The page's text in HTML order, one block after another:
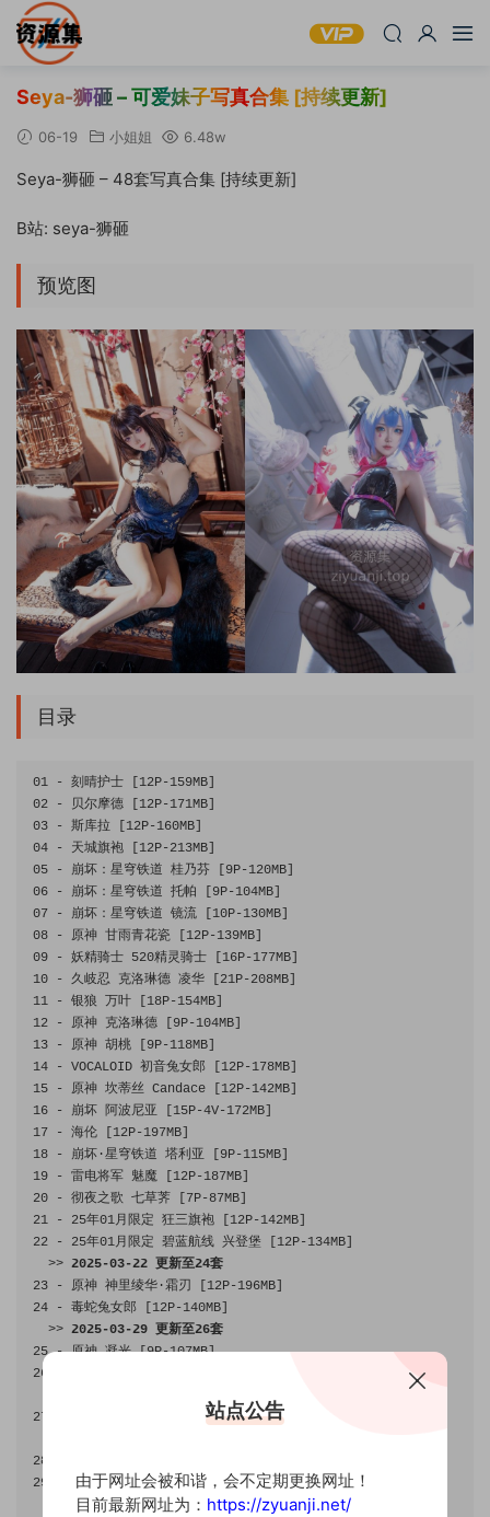
Seya-狮砸 – 可爱妹子写真合集 [持续更新]
06-19 小姐姐 6.48w
Seya-狮砸 – 48套写真合集 [持续更新]
B站: seya-狮砸
预览图
目录
01 - 刻晴护士 [12P-159MB]
02
- 贝尔摩德 [12P-171MB]
03
- 斯库拉 [12P-160MB]
04
- 天城旗袍 [12P-213MB]
05
- 崩坏：星穹铁道 桂乃芬 [9P-120MB]
06
- 崩坏：星穹铁道 托帕 [9P-104MB]
07
- 崩坏：星穹铁道 镜流 [10P-130MB]
08
- 原神 甘雨青花瓷 [12P-139MB]
09
- 妖精骑士 520精灵骑士 [16P-177MB]
10
- 久岐忍 克洛琳德 凌华 [21P-208MB]
11
- 银狼 万叶 [18P-154MB]
12
- 原神 克洛琳德 [9P-104MB]
13
- 原神 胡桃 [9P-118MB]
14
- VOCALOID 初音兔女郎 [12P-178MB]
15
- 原神 坎蒂丝 Candace [12P-142MB]
16
- 崩坏 阿波尼亚 [15P-4V-172MB]
17
- 海伦 [12P-197MB]
18
- 崩坏·星穹铁道 塔利亚 [9P-115MB]
19
- 雷电将军 魅魔 [12P-187MB]
20
- 彻夜之歌 七草荠 [7P-87MB]
21
- 25年01月限定 狂三旗袍 [12P-142MB]
22
- 25年01月限定 碧蓝航线 兴登堡 [12P-134MB]
>> 2025-03-22 更新至24套
23
- 原神 神里绫华·霜刃 [12P-196MB]
24
- 毒蛇兔女郎 [12P-140MB]
>> 2025-03-29 更新至26套
25 - 原神 凝光 [9P-107MB]
26
27
[9P-112MB]
28
29
Nikke布兰儿和服 [12P - 124MB]
2025-06-17 更新至 30套
站点公告
由于网址会被和谐，会不定期更换网址！
目前最新网址为： https://zyuanji.net/